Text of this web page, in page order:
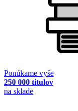
Ponúkame vyše
250 000 titulov
na sklade